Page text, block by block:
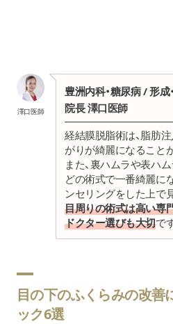
澤口医師
豊洲内科・糖尿病 / 形
院長 澤口医師
経結膜脱脂術は、脂肪
がりが綺麗になること
また、裏ハムラや表ハ
どの術式で一番綺麗に
ンセリングをした上で
目周りの術式は高い専
ドクター選びも大切で
目の下のふくらみの改善
ック6選